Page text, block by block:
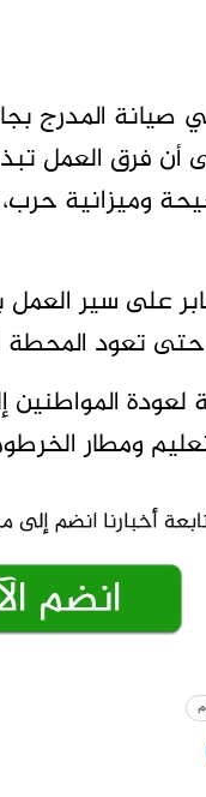
صيانة المدرج
أن فرق
وميزانية
على سير
حتى تعود
لعودة
ومطار